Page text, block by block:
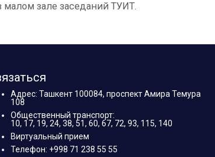
малом зале заседаний ТУИТ.
Адрес: Ташкент 100084, проспект Амира Темура
108
Общественный транспорт:
10, 17, 19, 24, 38, 51, 60, 67, 72, 93, 115, 140
Виртуальный прием
Телефон: +998 71 238 55 55